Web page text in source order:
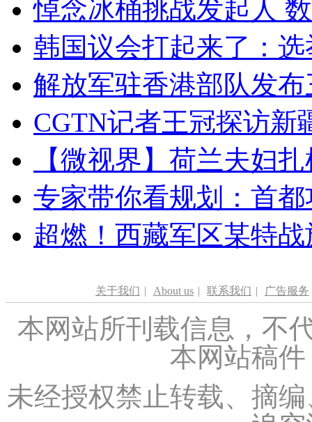
悼念冰桶挑战发起人
韩国议会打起来了：
解放军驻香港部队发
CGTN记者王冠探访新
【微视界】荷兰夫妇
专家带你看规划：首
超燃！西藏军区某特
关于我们 | About us | 联系我们 | 广告服务
本网站所刊载信息，不
本网站稿
未经授权禁止转载、摘